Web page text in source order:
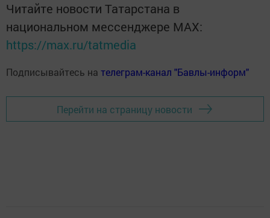
Читайте новости Татарстана в
национальном мессенджере MАХ:
https://max.ru/tatmedia
Подписывайтесь на телеграм-канал "Бавлы-информ"
Перейти на страницу новости